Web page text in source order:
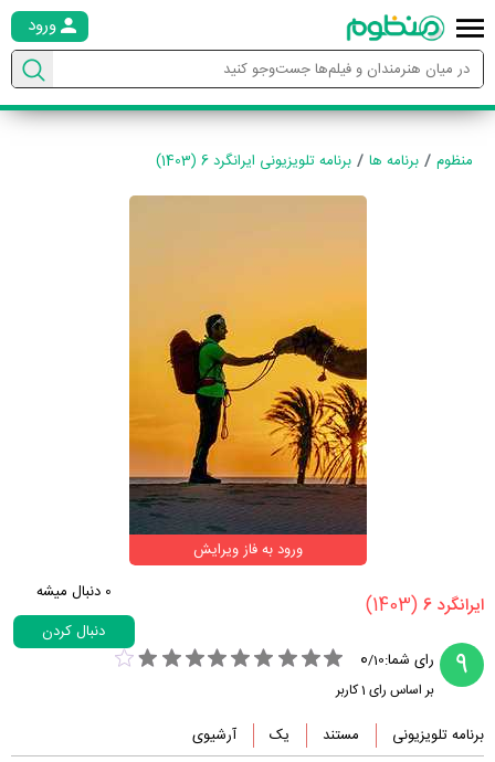
ورود
منظوم برنامه ها برنامه تلویزیونی ایرانگرد 6 (1403)
ورود به فاز ویرایش
‏ایرانگرد 6‏ (1403)
0 دنبال میشه
دنبال کردن
9 رای شما: 0/10
بر اساس رای 1کاربر
برنامه تلویزیونی مستند یک
آرشیوی